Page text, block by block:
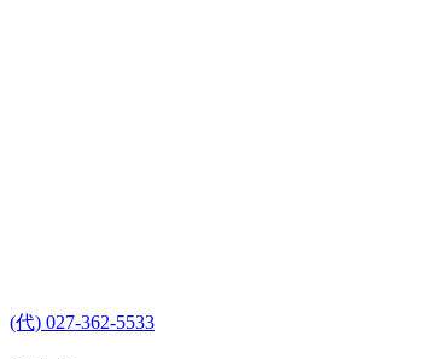
(代) 027-362-5533